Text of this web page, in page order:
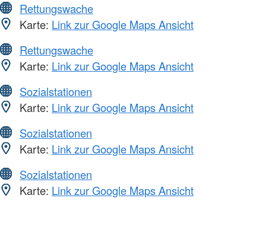
Rettungswache
Karte: Link zur Google Maps Ansicht
Rettungswache
Karte: Link zur Google Maps Ansicht
Sozialstationen
Karte: Link zur Google Maps Ansicht
Sozialstationen
Karte: Link zur Google Maps Ansicht
Sozialstationen
Karte: Link zur Google Maps Ansicht